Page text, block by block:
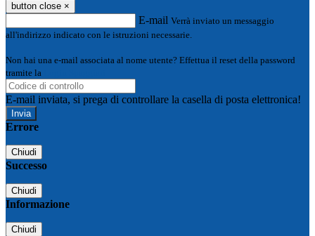
button close ×
E-mail Verrà inviato un messaggio
all'indirizzo indicato con le istruzioni necessarie.
Non hai una e-mail associata al nome utente? Effettua il reset della password
tramite la
E-mail inviata, si prega di controllare la casella di posta elettronica!
Errore
Chiudi
Successo
Chiudi
Informazione
Chiudi